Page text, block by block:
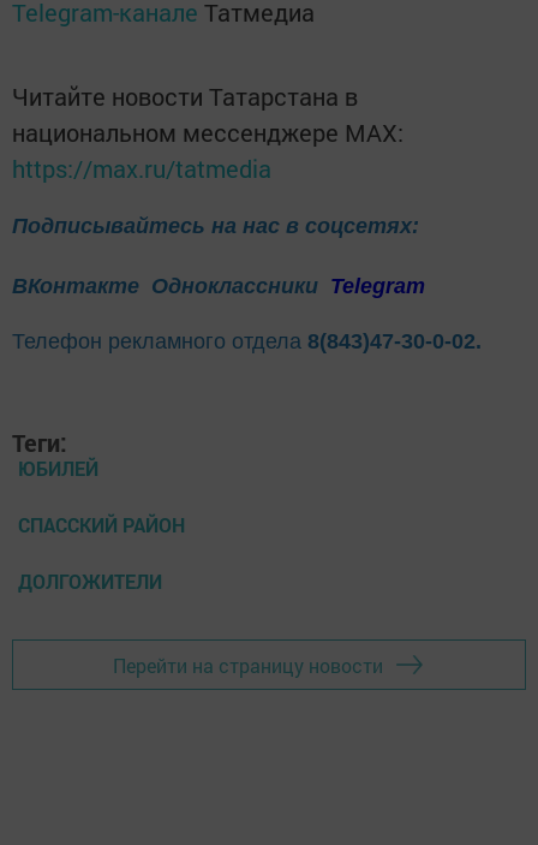
Telegram-канале Татмедиа
Читайте новости Татарстана в
национальном мессенджере MАХ:
https://max.ru/tatmedia
Подписывайтесь на нас в соцсетях:
ВКонтакте Одноклассники Telegram
Телефон рекламного отдела 8(843)47-30-0-02.
Теги:
ЮБИЛЕЙ
СПАССКИЙ РАЙОН
ДОЛГОЖИТЕЛИ
Перейти на страницу новости